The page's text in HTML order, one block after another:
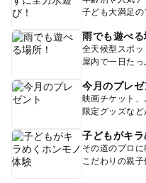
子ども大満足の
雨でも遊べる
全天候型スポッ
屋内で一日た
今月のプレゼ
映画チケット、
限定グッズなど
子どもがキ
その道のプロに
こだわりの親子